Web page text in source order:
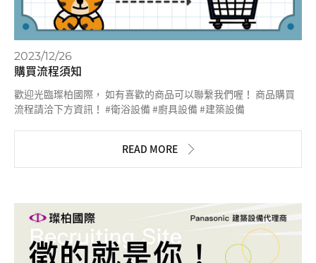
2023/12/26
購買流程須知
歡迎光臨璨柏國際， 如有喜歡的商品可以聯繫我們喔！ 商品購買
流程請洽下方資訊！ #衛浴設備 #廚具設備 #建築設備
READ MORE